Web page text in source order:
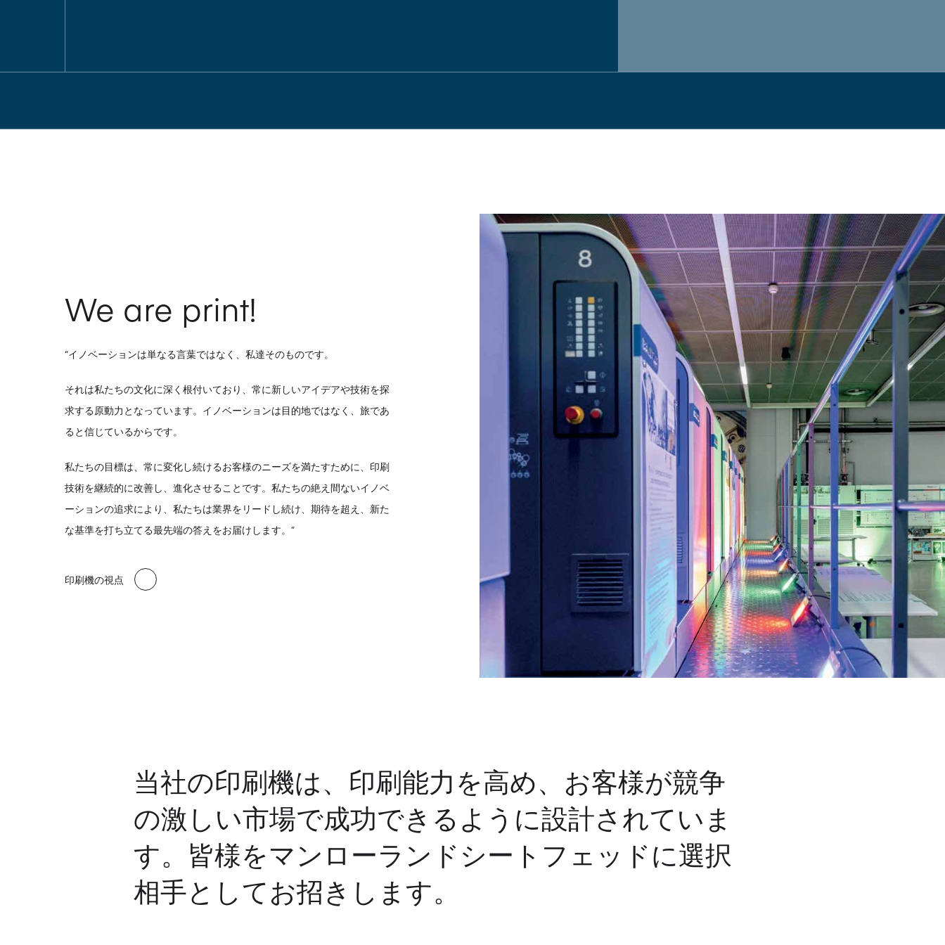
We are print!
“イノベーションは単なる言葉ではなく、私達そのものです。
それは私たちの文化に深く根付いており、常に新しいアイデアや技術を探
求する原動力となっています。イノベーションは目的地ではなく、旅であ
ると信じているからです。
私たちの目標は、常に変化し続けるお客様のニーズを満たすために、印刷
技術を継続的に改善し、進化させることです。私たちの絶え間ないイノベ
ーションの追求により、私たちは業界をリードし続け、期待を超え、新た
な基準を打ち立てる最先端の答えをお届けします。”
印刷機の視点
当社の印刷機は、印刷能力を高め、お客様が競争
の激しい市場で成功できるように設計されていま
す。皆様をマンローランドシートフェッドに選択
相手としてお招きします。